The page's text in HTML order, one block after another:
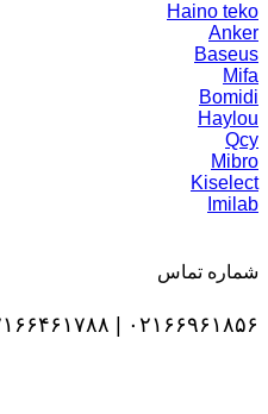
Haino teko
Anker
Baseus
Mifa
Bomidi
Haylou
Qcy
Mibro
Kiselect
Imilab
شماره تماس
۰۲۱۶۶۹۶۱۸۵۶ | ۰۲۱۶۶۴۶۱۷۸۸